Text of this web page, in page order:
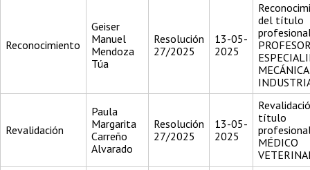
Reconocimiento
Geiser
Manuel
Mendoza
Túa
Resolución
27/2025
13-05-
2025
del título
MECÁNICA
Revalidación
Paula
Margarita
Carreño
Alvarado
Resolución
27/2025
13-05-
2025
título
MÉDICO